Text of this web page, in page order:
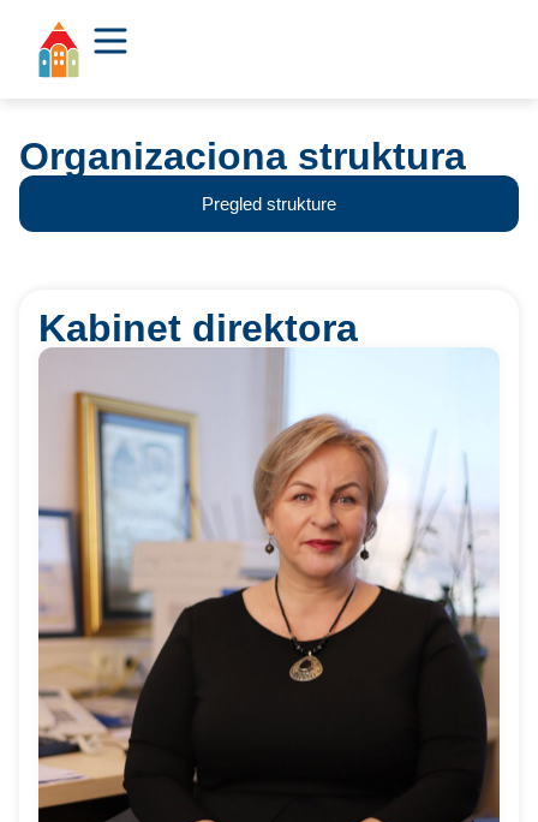
Organizaciona struktura
Pregled strukture
Kabinet direktora